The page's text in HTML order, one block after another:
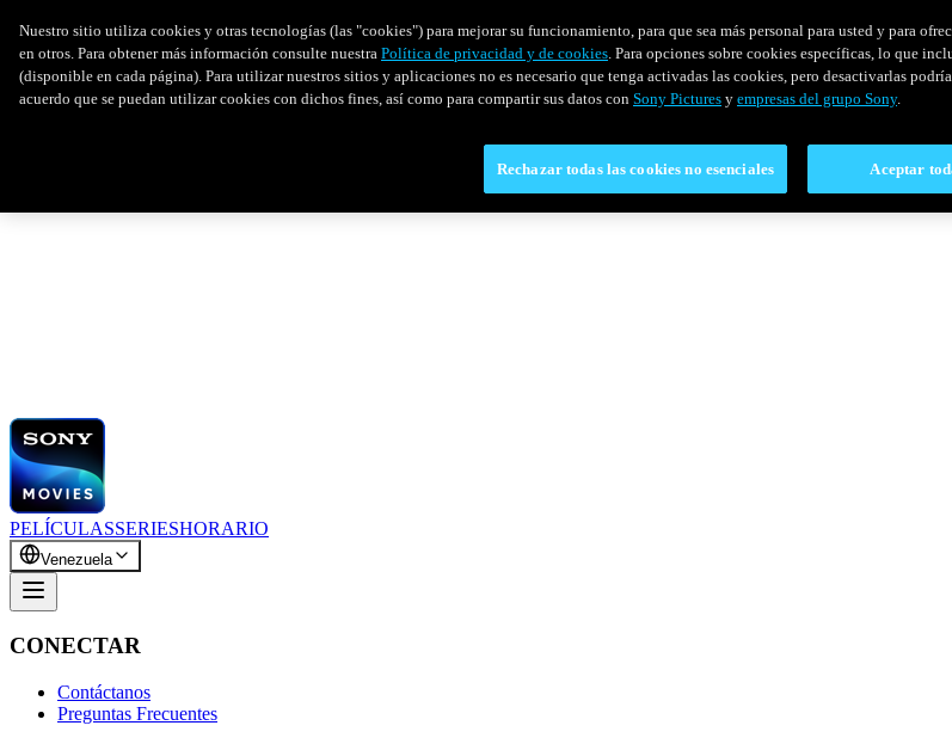
PELÍCULASSERIESHORARIO
Venezuela
CONECTAR
Contáctanos
Preguntas Frecuentes
Nuestro sitio utiliza cookies y otras tecnologías (las "cookies") para mejorar su funcionamiento, para que sea más personal para usted y para
en otros. Para obtener más información consulte nuestra Política de privacidad y de cookies. Para opciones sobre cookies específicas, lo que
(disponible en cada página). Para utilizar nuestros sitios y aplicaciones no es necesario que tenga activadas las cookies, pero desactivarlas
acuerdo que se puedan utilizar cookies con dichos fines, así como para compartir sus datos con Sony Pictures y empresas del grupo Sony.
Rechazar todas las cookies no esenciales Aceptar